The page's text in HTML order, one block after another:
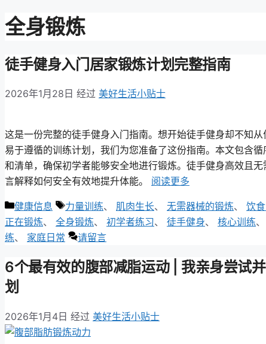
全身锻炼
徒手健身入门居家锻炼计划完整指南
2026年1月28日 经过 美好生活小贴士
这是一份完整的徒手健身入门指南。想开始徒手健身却不知从
易于遵循的训练计划，我们为您准备了这份指南。本文包含
和清单，确保初学者能够安全地进行锻炼。徒手健身高效且
言解释如何安全有效地提升体能。 阅读更多
类
别
健康信息
标
签
力量训练、 肌肉生长、 无需器械的锻炼、 饮
正在锻炼、 全身锻炼、 初学者练习、 徒手健身、 核心训练、
练、 家庭日常 请留言
6个最有效的腹部减脂运动 | 我亲身尝试
划
2026年1月4日 经过 美好生活小贴士